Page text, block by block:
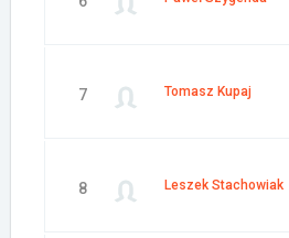
7 Tomasz Kupaj
8 Leszek Stachowiak